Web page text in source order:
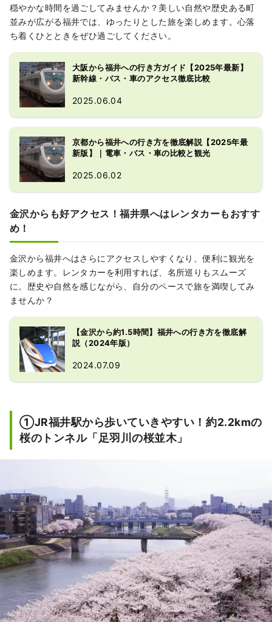
穏やかな時間を過ごしてみませんか？美しい自然や歴史ある町
並みが広がる福井では、ゆったりとした旅を楽しめます。心落
ち着くひとときをぜひ過ごしてください。
大阪から福井への行き方ガイド【2025年最新】
新幹線・バス・車のアクセス徹底比較
2025.06.04
京都から福井への行き方を徹底解説【2025年最
新版】｜電車・バス・車の比較と観光
2025.06.02
金沢からも好アクセス！福井県へはレンタカーもおすす
め！
金沢から福井へはさらにアクセスしやすくなり、便利に観光を
楽しめます。レンタカーを利用すれば、名所巡りもスムーズ
に。歴史や自然を感じながら、自分のペースで旅を満喫してみ
ませんか？
【金沢から約1.5時間】福井への行き方を徹底解
説（2024年版）
2024.07.09
①JR福井駅から歩いていきやすい！約2.2kmの
桜のトンネル「足羽川の桜並木」